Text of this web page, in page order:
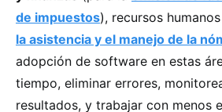
de impuestos), recursos
la asistencia y el manejo de la
adopción de software en estas
tiempo, eliminar errores,
resultados, y trabajar con menos